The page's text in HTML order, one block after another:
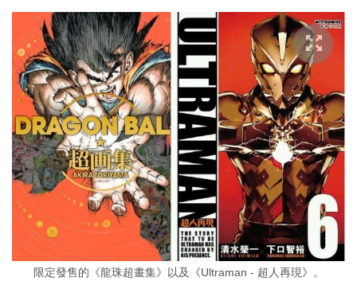
限定發售的《龍珠超畫集》以及《Ultraman - 超人再現》。